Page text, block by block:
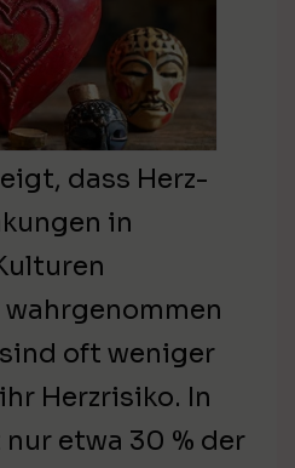
dass Herz-
in
oft weniger
Herzrisiko. In
etwa 30 % der